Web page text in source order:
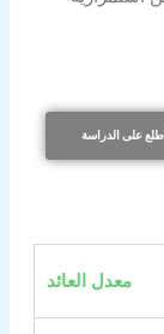
أطلع على الدراسة
معدل العائد